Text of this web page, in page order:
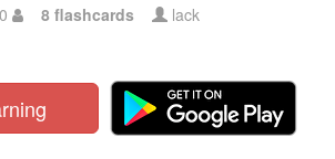
0 8 flashcards lack